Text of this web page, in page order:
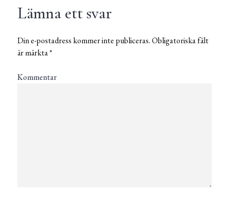
Lämna ett svar
Din e-postadress kommer inte publiceras.Obligatoriska fält
är märkta*
Kommentar